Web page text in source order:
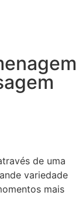
de uma
variedade
mais